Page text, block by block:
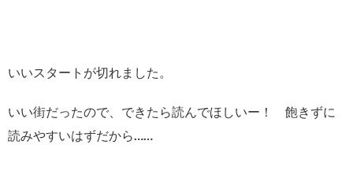
いいスタートが切れました。
いい街だったので、できたら読んでほしいー！ 飽きずに
読みやすいはずだから……